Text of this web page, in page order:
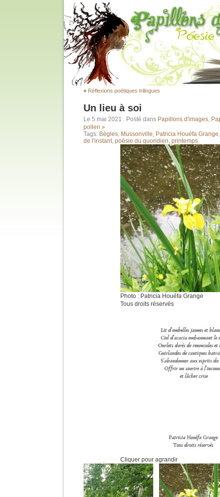
« Réflexions poétiques trilingues
Un lieu à soi
Le 5 mai 2021 . Posté dans Papillons d'images,
pollen »
Tags: Bègles, Mussonville, Patricia Houéfa Grange
de l'instant, poésie du quoridien, printemps
Photo : Patricia Houéfa Grange
Tous droits réservés
Cliquer pour agrandir